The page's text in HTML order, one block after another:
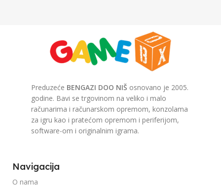
Preduzeće BENGAZI DOO NIŠ osnovano je 2005.
godine. Bavi se trgovinom na veliko i malo
računarima i računarskom opremom, konzolama
za igru kao i pratećom opremom i periferijom,
software-om i originalnim igrama.
Navigacija
O nama